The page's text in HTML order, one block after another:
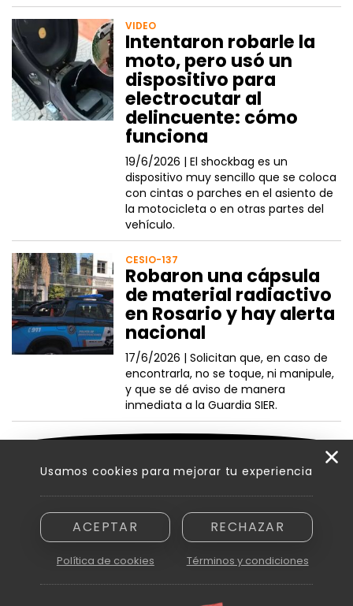
VIDEO
Intentaron robarle la
moto, pero usó un
dispositivo para
electrocutar al
delincuente: cómo
funciona
19/6/2026 |El shockbag es un
dispositivo muy sencillo que se coloca
con cintas o parches en el asiento de
la motocicleta o en otras partes del
vehículo.
CESIO-137
Robaron una cápsula
de material radiactivo
en Rosario y hay alerta
nacional
17/6/2026 |Solicitan que, en caso de
encontrarla, no se toque, ni manipule,
y que se dé aviso de manera
inmediata a la Guardia SIER.
Razón social: Innovamedia S. A. - CUIT asignada: 30-71894810-6
Domicilio: Peatonal Sarmiento 250, piso 6.º, oficina B - Ciudad de
Usamos cookies para mejorar tu experiencia
ACEPTAR RECHAZAR
Política de cookies Términos y condiciones